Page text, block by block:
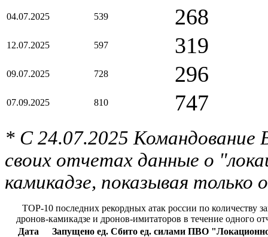
04.07.2025 539 268
12.07.2025 597 319
09.07.2025 728 296
07.09.2025 810 747
* С 24.07.2025 Командование
своих отчетах данные о
камикадзе, показывая
TOP-10 последних рекордных атак россии по количеству
дронов-камикадзе и дронов-имитаторов в течение одного
Дата
Запущено ед. Сбито ед. силами ПВО